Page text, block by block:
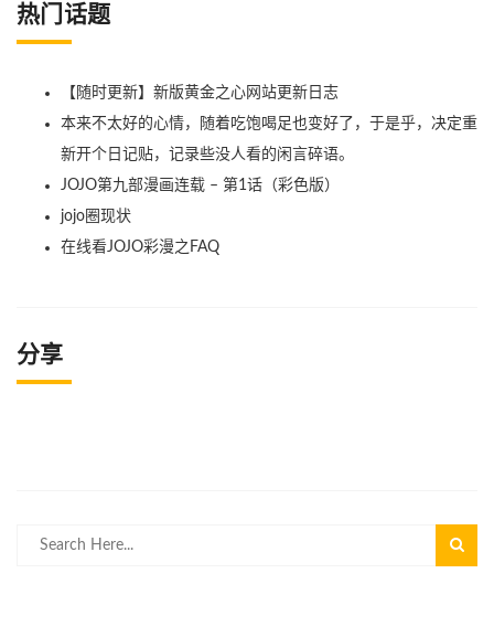
热门话题
【随时更新】新版黄金之心网站更新日志
本来不太好的心情，随着吃饱喝足也变好了，于是乎，决定重
新开个日记贴，记录些没人看的闲言碎语。
JOJO第九部漫画连载 – 第1话（彩色版）
jojo圈现状
在线看JOJO彩漫之FAQ
分享